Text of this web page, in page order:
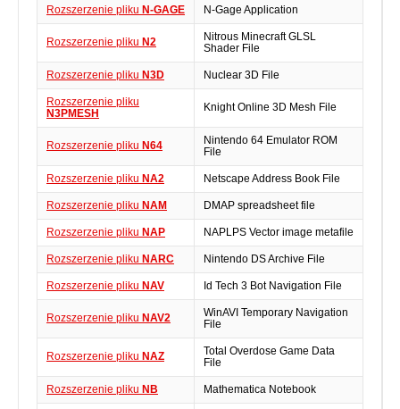
Rozszerzenie pliku N-GAGE N-Gage Application
Rozszerzenie pliku N2
Nitrous Minecraft GLSL
Shader File
Rozszerzenie pliku N3D Nuclear 3D File
Rozszerzenie pliku
N3PMESH
Knight Online 3D Mesh File
Rozszerzenie pliku N64
Nintendo 64 Emulator ROM
File
Rozszerzenie pliku NA2 Netscape Address Book File
Rozszerzenie pliku NAM DMAP spreadsheet file
Rozszerzenie pliku NAP NAPLPS Vector image metafile
Rozszerzenie pliku NARC Nintendo DS Archive File
Rozszerzenie pliku NAV Id Tech 3 Bot Navigation File
Rozszerzenie pliku NAV2
WinAVI Temporary Navigation
File
Rozszerzenie pliku NAZ
Total Overdose Game Data
File
Rozszerzenie pliku NB Mathematica Notebook